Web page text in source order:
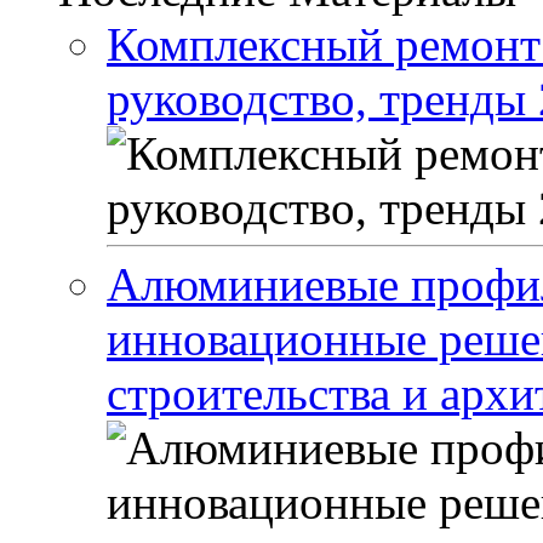
Комплексный
руководство, тренды
Алюминиевые
инновационные
строительства и